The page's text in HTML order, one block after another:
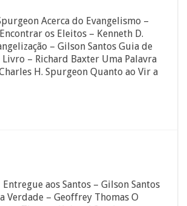
Acerca do Evangelismo –
os Eleitos – Kenneth D.
– Gilson Santos Guia de
– Richard Baxter Uma Palavra
H. Spurgeon Quanto ao Vir a
aos Santos – Gilson Santos
– Geoffrey Thomas O